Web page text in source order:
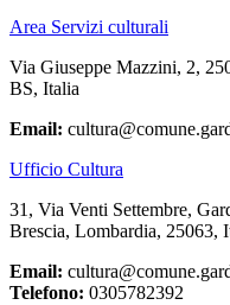
Area Servizi culturali
Via Giuseppe Mazzini, 2,
BS, Italia
Email:
Ufficio Cultura
31, Via Venti Settembre,
Brescia, Lombardia, 25063,
Email:
Telefono: 0305782392